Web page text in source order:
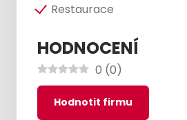
Restaurace
HODNOCENÍ
0 (0)
Hodnotit firmu